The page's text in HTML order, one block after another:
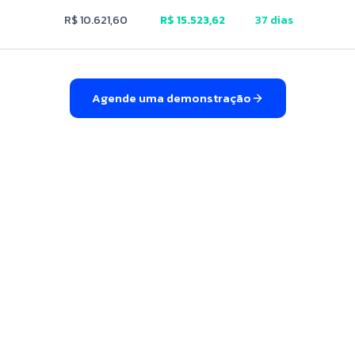
R$ 10.621,60 R$ 15.523,62 37 dias
Agende uma demonstração